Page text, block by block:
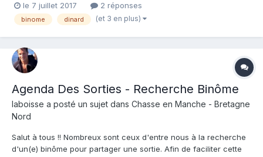
souhaiterai en profiter pour remettre les pieds dans l'eau. Je ne
chasse pas encore, mais j'ai un niveau...
le 7 juillet 2017 2 réponses
binome dinard (et 3 en plus)
Agenda Des Sorties - Recherche Binôme
laboisse a posté un sujet dans Chasse en Manche - Bretagne
Nord
Salut à tous !! Nombreux sont ceux d'entre nous à la recherche
d'un(e) binôme pour partager une sortie. Afin de faciliter cette